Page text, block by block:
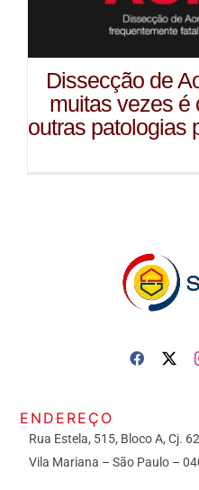
Dissecção de
muitas vezes é
outras patologias
ENDEREÇO
Rua Estela, 515, Bloco A, Cj. 62
Vila Mariana – São Paulo –